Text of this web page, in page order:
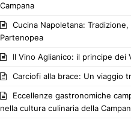
Campana
Cucina Napoletana:
Partenopea
Il Vino Aglianico: il principe dei
Carciofi alla brace: Un viaggio
Eccellenze gastronomiche
nella cultura culinaria della